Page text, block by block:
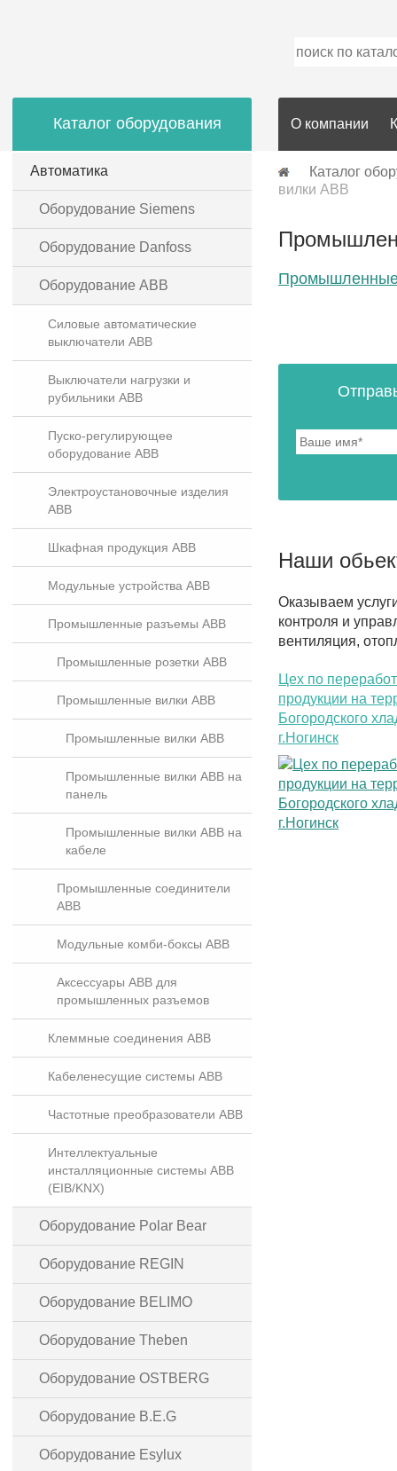
Каталог оборудования
Автоматика
Оборудование Siemens
Оборудование Danfoss
Оборудование ABB
Силовые автоматические
выключатели ABB
Выключатели нагрузки и
рубильники ABB
Пуско-регулирующее
оборудование ABB
Электроустановочные изделия
ABB
Шкафная продукция ABB
Модульные устройства ABB
Промышленные разъемы ABB
Промышленные розетки ABB
Промышленные вилки ABB
Промышленные вилки ABB
Промышленные вилки ABB на
панель
Промышленные вилки ABB на
кабеле
Промышленные соединители
ABB
Модульные комби-боксы ABB
Аксессуары ABB для
промышленных разъемов
Клеммные соединения ABB
Кабеленесущие системы ABB
Частотные преобразователи ABB
Интеллектуальные
инсталляционные системы ABB
(EIB/KNX)
Оборудование Polar Bear
Оборудование REGIN
Оборудование BELIMO
Оборудование Theben
Оборудование OSTBERG
Оборудование B.E.G
Оборудование Esylux
О компании
Каталог
вилки ABB
Наши
Оказываем
контроля и
вентиляция,
Цех по
продукции на
Богородского
г.Ногинск